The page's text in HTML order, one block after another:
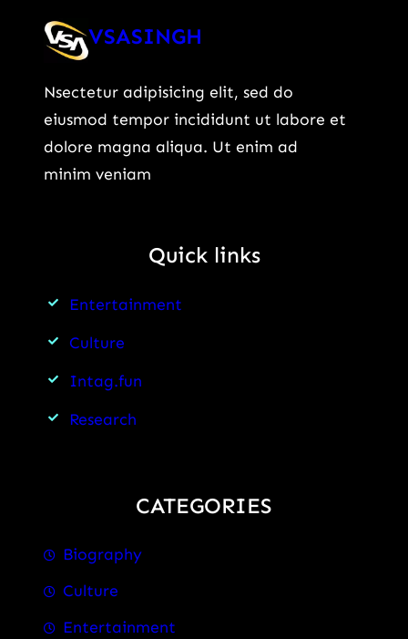
VSASINGH
Nsectetur adipisicing elit, sed do
eiusmod tempor incididunt ut labore et
dolore magna aliqua. Ut enim ad
minim veniam
Quick links
Entertainment
Culture
Intag.fun
Research
CATEGORIES
Biography
Culture
Entertainment